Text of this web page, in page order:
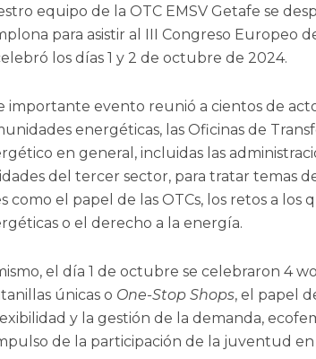
equipo de la OTC EMSV Getafe se
para asistir al III Congreso Europeo
los días 1 y 2 de octubre de 2024.
importante evento reunió a cientos de
energéticas, las Oficinas de
en general, incluidas las
del tercer sector, para tratar temas
como el papel de las OTCs, los retos a
o el derecho a la energía.
el día 1 de octubre se celebraron 4
únicas o One-Stop Shops, el papel
y la gestión de la demanda,
de la participación de la juventud